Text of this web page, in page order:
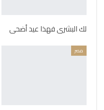
لك البشرى فهذا عيد أضحى
مصر